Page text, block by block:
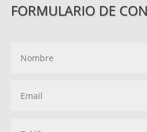
FORMULARIO DE